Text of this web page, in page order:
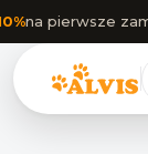
na pierwsze